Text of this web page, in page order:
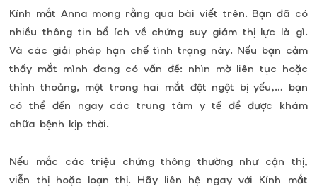
Kính mắt Anna mong rằng qua bài viết trên. Bạn đã có
nhiều thông tin bổ ích về chứng suy giảm thị lực là gì.
Và các giải pháp hạn chế tình trạng này. Nếu bạn cảm
thấy mắt mình đang có vấn đề: nhìn mờ liên tục hoặc
thỉnh thoảng, một trong hai mắt đột ngột bị yếu,… bạn
có thể đến ngay các trung tâm y tế để được khám
chữa bệnh kịp thời.
Nếu mắc các triệu chứng thông thường như cận thị,
viễn thị hoặc loạn thị. Hãy liên hệ ngay với Kính mắt